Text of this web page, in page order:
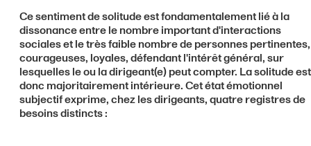
Ce sentiment de solitude est fondamentalement lié à la
dissonance entre le nombre important d'interactions
sociales et le très faible nombre de personnes pertinentes,
courageuses, loyales, défendant l'intérêt général, sur
lesquelles le ou la dirigeant(e) peut compter. La solitude est
donc majoritairement intérieure. Cet état émotionnel
subjectif exprime, chez les dirigeants, quatre registres de
besoins distincts :